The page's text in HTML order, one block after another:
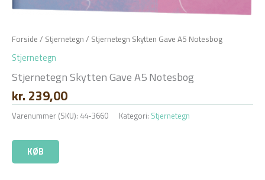
Forside / Stjernetegn / Stjernetegn Skytten Gave A5 Notesbog
Stjernetegn
Stjernetegn Skytten Gave A5 Notesbog
kr. 239,00
Varenummer (SKU): 44-3660 Kategori: Stjernetegn
KØB